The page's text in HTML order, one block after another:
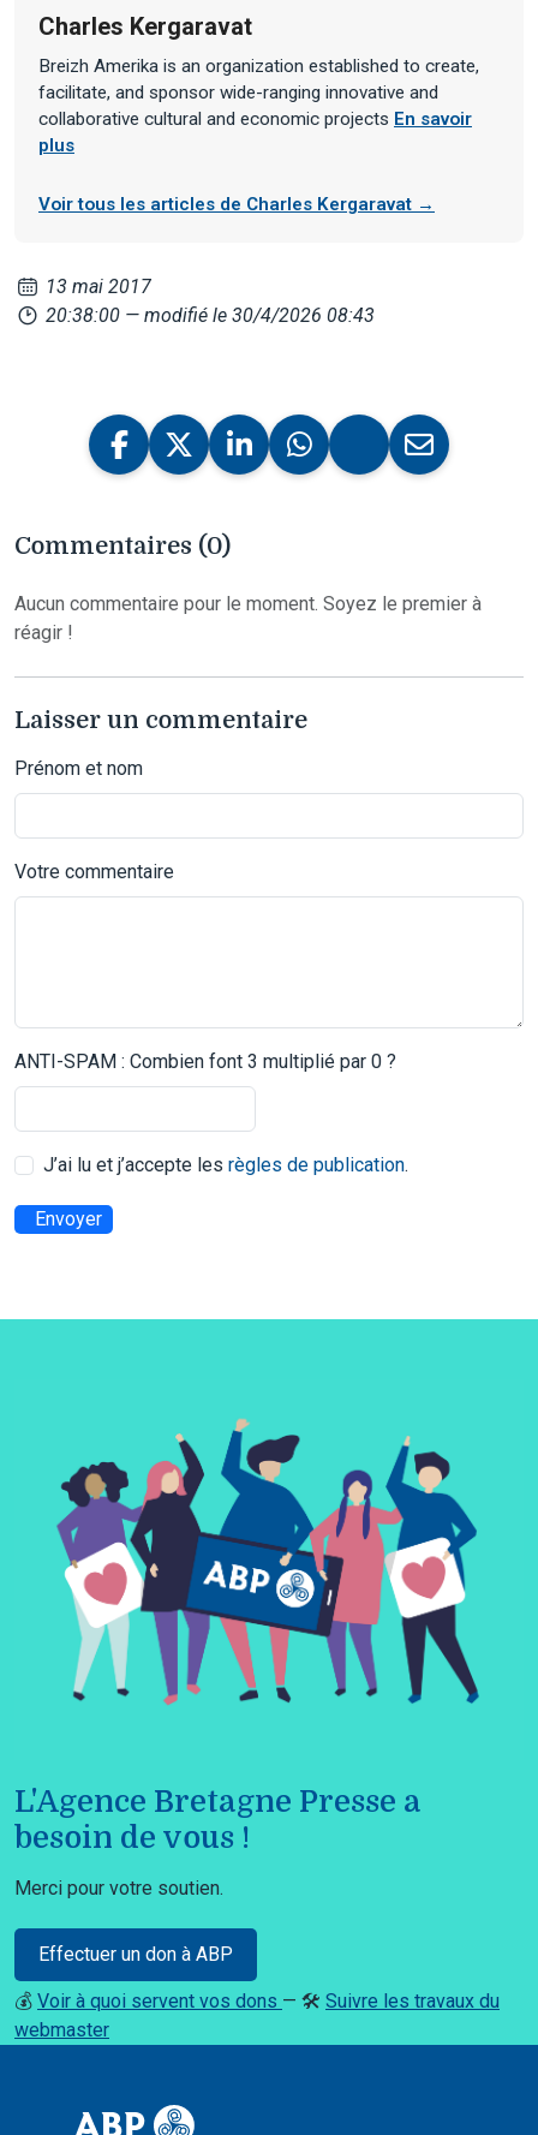
Charles Kergaravat
Breizh Amerika is an organization established to create,
facilitate, and sponsor wide-ranging innovative and
collaborative cultural and economic projects En savoir
plus
Voir tous les articles de Charles Kergaravat →
13 mai 2017
20:38:00 — modifié le 30/4/2026 08:43
Commentaires (0)
Aucun commentaire pour le moment. Soyez le premier à
réagir !
Laisser un commentaire
Prénom et nom
Votre commentaire
ANTI-SPAM : Combien font 3 multiplié par 0 ?
J’ai lu et j’accepte les règles de publication.
Envoyer
L'Agence Bretagne Presse a
besoin de vous !
Merci pour votre soutien.
Effectuer un don à ABP
💰 Voir à quoi servent vos dons — 🛠️ Suivre les travaux du
webmaster